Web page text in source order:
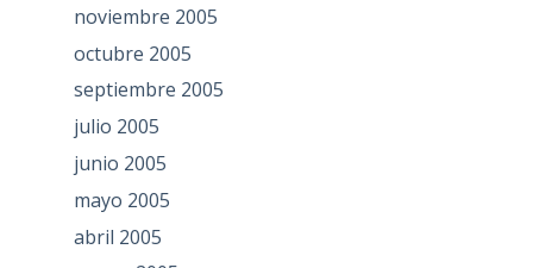
noviembre 2005
octubre 2005
septiembre 2005
julio 2005
junio 2005
mayo 2005
abril 2005